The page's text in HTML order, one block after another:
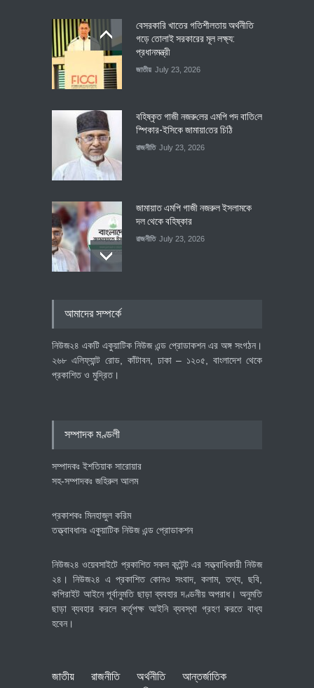
বেসরকারি খাতের গতিশীলতায় অর্থনীতি
গড়ে তোলাই সরকারের মূল লক্ষ্য:
প্রধানমন্ত্রী
জাতীয় July 23, 2026
বহিষ্কৃত গাজী নজরু‌লের এম‌পি পদ বা‌তি‌লে
স্পিকার-ইসিকে জামায়া‌তের চি‌ঠি
রাজনীতি July 23, 2026
জামায়াত এমপি গাজী নজরুল ইসলামকে
দল থেকে বহিষ্কার
রাজনীতি July 23, 2026
আমাদের সম্পর্কে
নিউজ২৪ একটি একুয়াটিক নিউজ এন্ড প্রোডাকশন এর অঙ্গ সংগঠন।
২৬৮ এলিফ্যান্ট রোড, কাঁটাবন, ঢাকা – ১২০৫, বাংলাদেশ থেকে
প্রকাশিত ও মুদ্রিত।
সম্পাদক মণ্ডলী
সম্পাদকঃ ইশতিয়াক সারোয়ার
সহ-সম্পাদকঃ জহিরুল আলম
প্রকাশকঃ মিনহাজুল করিম
তত্ত্বাবধানঃ একুয়াটিক নিউজ এন্ড প্রোডাকশন
নিউজ২৪ ওয়েবসাইটে প্রকাশিত সকল কন্টেন্ট এর সত্ত্বাধিকারী নিউজ
২৪। নিউজ২৪ এ প্রকাশিত কোনও সংবাদ, কলাম, তথ্য, ছবি,
কপিরাইট আইনে পূর্বানুমতি ছাড়া ব্যবহার দণ্ডনীয় অপরাধ। অনুমতি
ছাড়া ব্যবহার করলে কর্তৃপক্ষ আইনি ব্যবস্থা গ্রহণ করতে বাধ্য
হবেন।
জাতীয় রাজনীতি অর্থনীতি
আন্তর্জাতিক